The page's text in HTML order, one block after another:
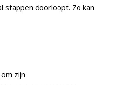
stappen doorloopt. Zo kan
zijn